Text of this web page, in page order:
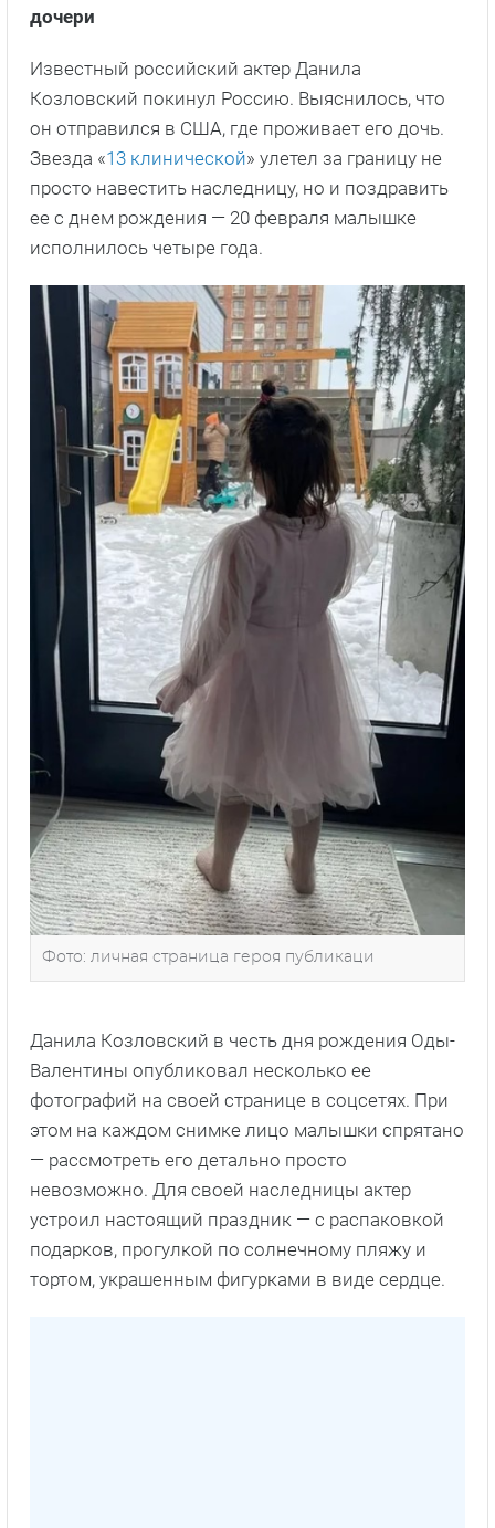
дочери
Известный российский актер Данила
Козловский покинул Россию. Выяснилось, что
он отправился в США, где проживает его дочь.
Звезда «13 клинической» улетел за границу не
просто навестить наследницу, но и поздравить
ее с днем рождения — 20 февраля малышке
исполнилось четыре года.
Фото: личная страница героя публикаци
Данила Козловский в честь дня рождения Оды-
Валентины опубликовал несколько ее
фотографий на своей странице в соцсетях. При
этом на каждом снимке лицо малышки спрятано
— рассмотреть его детально просто
невозможно. Для своей наследницы актер
устроил настоящий праздник — с распаковкой
подарков, прогулкой по солнечному пляжу и
тортом, украшенным фигурками в виде сердце.